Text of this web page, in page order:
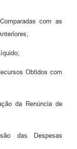
com as
Obtidos com
da Renúncia de
das Despesas